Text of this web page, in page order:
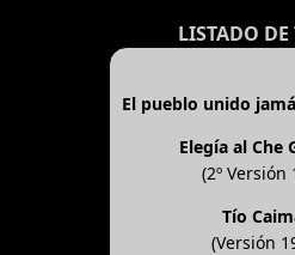
LISTADO DE
El pueblo unido
Elegía al Che
(2º Versión
Tío
(Versión